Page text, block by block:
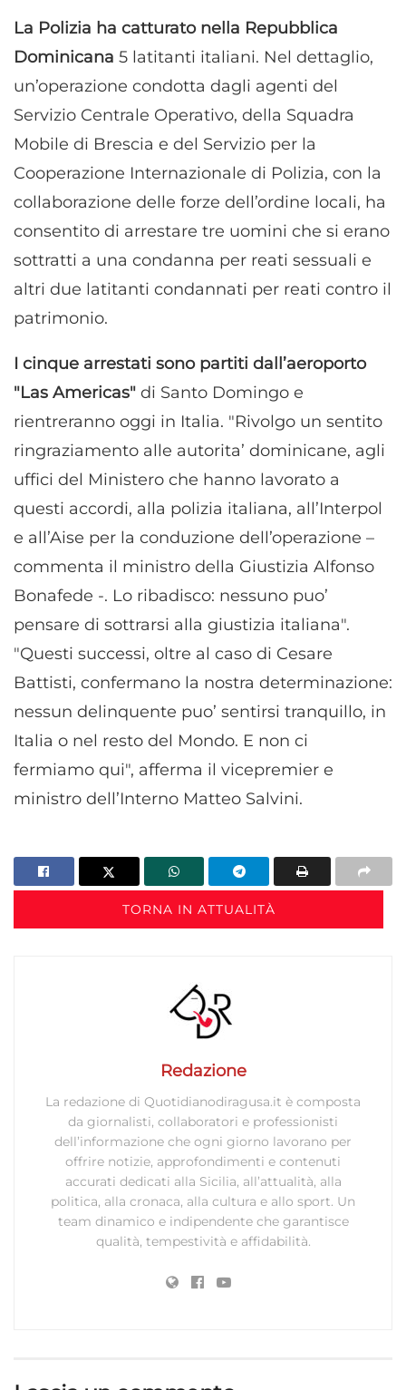
La Polizia ha catturato nella Repubblica
Dominicana 5 latitanti italiani. Nel dettaglio,
un’operazione condotta dagli agenti del
Servizio Centrale Operativo, della Squadra
Mobile di Brescia e del Servizio per la
Cooperazione Internazionale di Polizia, con la
collaborazione delle forze dell’ordine locali, ha
consentito di arrestare tre uomini che si erano
sottratti a una condanna per reati sessuali e
altri due latitanti condannati per reati contro il
patrimonio.
I cinque arrestati sono partiti dall’aeroporto
"Las Americas" di Santo Domingo e
rientreranno oggi in Italia. "Rivolgo un sentito
ringraziamento alle autorita’ dominicane, agli
uffici del Ministero che hanno lavorato a
questi accordi, alla polizia italiana, all’Interpol
e all’Aise per la conduzione dell’operazione –
commenta il ministro della Giustizia Alfonso
Bonafede -. Lo ribadisco: nessuno puo’
pensare di sottrarsi alla giustizia italiana".
"Questi successi, oltre al caso di Cesare
Battisti, confermano la nostra determinazione:
nessun delinquente puo’ sentirsi tranquillo, in
Italia o nel resto del Mondo. E non ci
fermiamo qui", afferma il vicepremier e
ministro dell’Interno Matteo Salvini.
TORNA IN ATTUALITÀ
Redazione
La redazione di Quotidianodiragusa.it è composta
da giornalisti, collaboratori e professionisti
dell’informazione che ogni giorno lavorano per
offrire notizie, approfondimenti e contenuti
accurati dedicati alla Sicilia, all’attualità, alla
politica, alla cronaca, alla cultura e allo sport. Un
team dinamico e indipendente che garantisce
qualità, tempestività e affidabilità.